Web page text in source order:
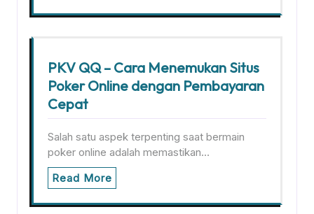
PKV QQ – Cara Menemukan Situs
Poker Online dengan Pembayaran
Cepat
Salah satu aspek terpenting saat bermain
poker online adalah memastikan…
Read More